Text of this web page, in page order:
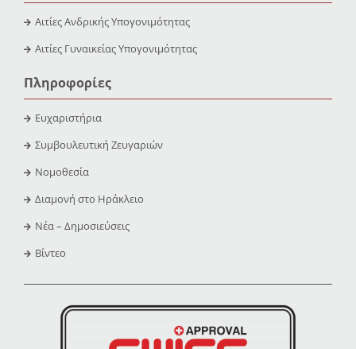
Αιτίες Ανδρικής Υπογονιμότητας
Αιτίες Γυναικείας Υπογονιμότητας
Πληροφορίες
Ευχαριστήρια
Συμβουλευτική Ζευγαριών
Νομοθεσία
Διαμονή στο Ηράκλειο
Νέα – Δημοσιεύσεις
Βίντεο